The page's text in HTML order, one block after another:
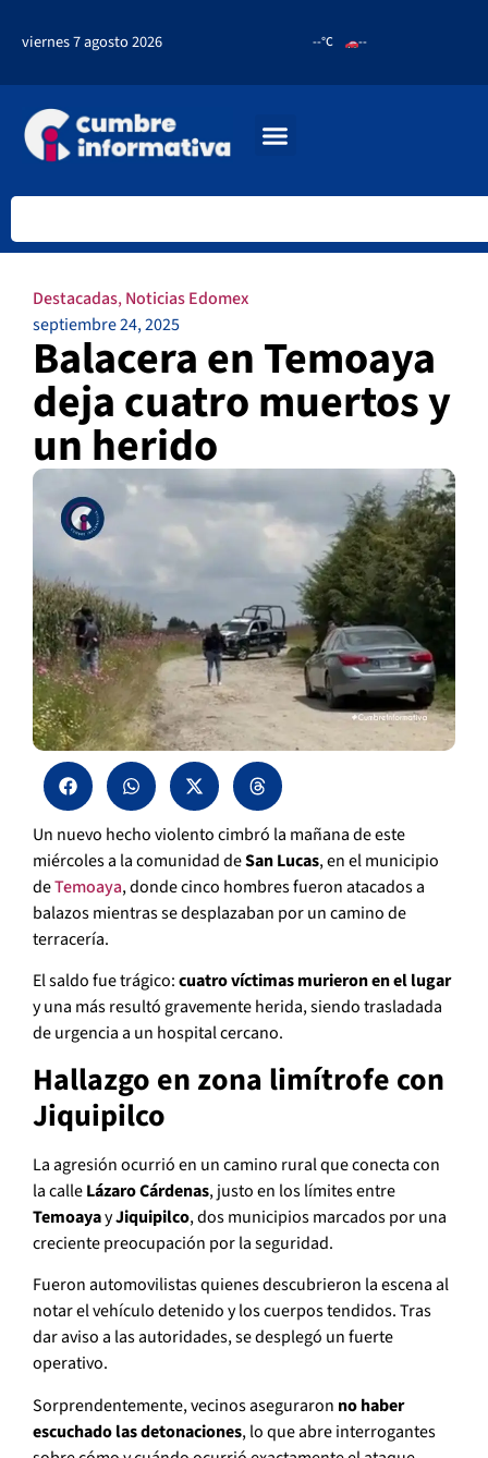
viernes 7 agosto 2026 --°C --
Destacadas,Noticias Edomex
septiembre 24, 2025
Balacera en Temoaya
deja cuatro muertos y
un herido
Un nuevo hecho violento cimbró la mañana de este
miércoles a la comunidad deSan Lucas, en el municipio
deTemoaya, donde cinco hombres fueron atacados a
balazos mientras se desplazaban por un camino de
terracería.
El saldo fue trágico:cuatro víctimas murieron en el lugar
y una más resultó gravemente herida, siendo trasladada
de urgencia a un hospital cercano.
Hallazgo en zona limítrofe con
Jiquipilco
La agresión ocurrió en un camino rural que conecta con
la calleLázaro Cárdenas, justo en los límites entre
TemoayayJiquipilco, dos municipios marcados por una
creciente preocupación por la seguridad.
Fueron automovilistas quienes descubrieron la escena al
notar el vehículo detenido y los cuerpos tendidos. Tras
dar aviso a las autoridades, se desplegó un fuerte
operativo.
Sorprendentemente, vecinos aseguraron no haber
escuchado las detonaciones, lo que abre interrogantes